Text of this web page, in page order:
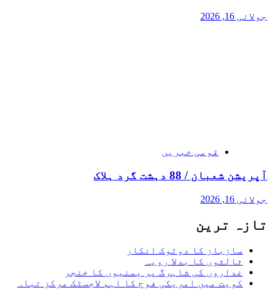
جولائی 16, 2026
قومی خبریں
آپریشن شعبان / 88 دہشت گرد ہلاک
جولائی 16, 2026
تازہ ترین
سازباز کا دوٹوک انکار
ثالثوں کا بدلا رویہ
غداروں کی شاہرگ پر یمنیوں کا خنجر
کویت میں امریکی فوج کا اہم لاجسٹک مرکز تباہ